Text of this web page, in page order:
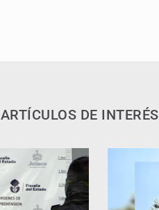
ARTÍCULOS DE INTERÉS